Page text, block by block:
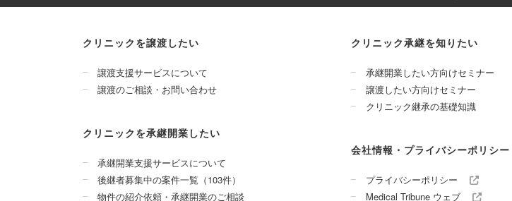
クリニックを譲渡したい
譲渡支援サービスについて
譲渡のご相談・お問い合わせ
クリニックを承継開業したい
承継開業支援サービスについて
後継者募集中の案件一覧（103件）
物件の紹介依頼・承継開業のご相談
クリニック承継を知りたい
承継開業したい方向けセミナー
譲渡したい方向けセミナー
クリニック継承の基礎知識
会社情報・プライバシーポリシー
プライバシーポリシー
Medical Tribune ウェブ